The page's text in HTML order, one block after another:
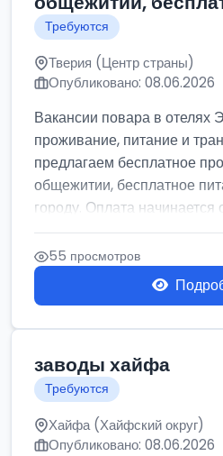
Требуются
Тверия (Центр страны)
Опубликовано: 08.06.2026
Вакансии повара в отелях
проживание, питание и
предлагаем бесплатное
общежитии, бесплатное
городу. Оплата начинается
55 просмотров
заводы хайфа
Требуются
Хайфа (Хайфский округ)
Опубликовано: 08.06.2026